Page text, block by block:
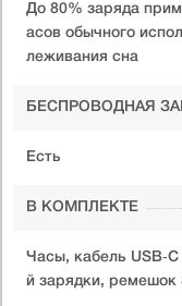
До 80% заряда
асов обычного
леживания сна
БЕСПРОВОДНАЯ
Есть
В КОМПЛЕКТЕ
Часы, кабель
й зарядки, ремешок